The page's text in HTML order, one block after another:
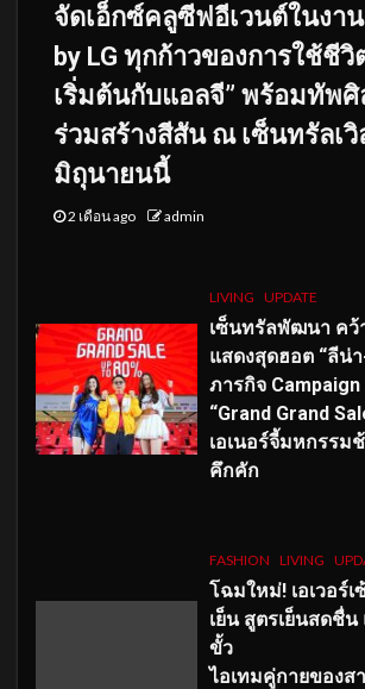
จัดเอ็กซ์คลูซีฟอีเวนต์ในงาน
by LG ทุกก้าวของการใช้ชี
เริ่มต้นกับแอลจี” พร้อมทัพ
ร่วมสร้างสีสัน ณ เซ็นทรัลเวิ
มิถุนายนนี้
2 เดือน ago admin
LIVING UPDATE
เซ็นทรัลพัฒนา คว้
แสดงสุดฮอต “ลีน่
ภารกิจ
“Grand Grand
เอเนอร์จี้มหกรรม
คึกคัก
FASHION LIVING
โฉมใหม่! เอเวอร์
เย็น สูตรเย็นสดชื่
ขั้ว
ไอเทมคู่กายของส